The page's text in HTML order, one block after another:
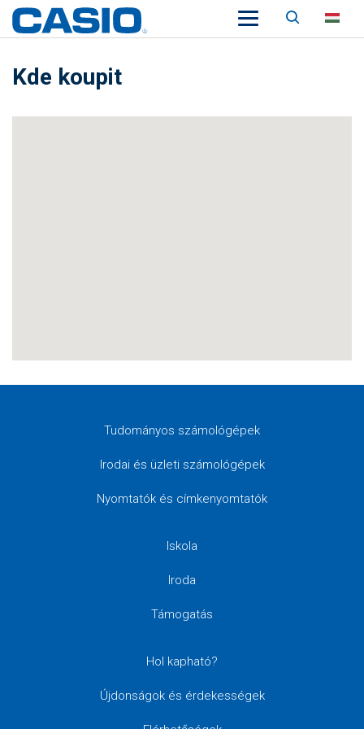
Keresés
Kde koupit
Tudományos számológépek
Irodai és üzleti számológépek
Nyomtatók és címkenyomtatók
Iskola
Iroda
Támogatás
Hol kapható?
Újdonságok és érdekességek